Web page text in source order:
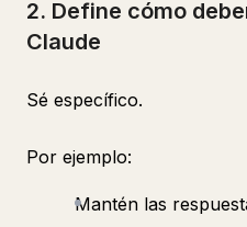
2. Define cómo
Claude
Sé específico.
Por ejemplo:
Mantén las